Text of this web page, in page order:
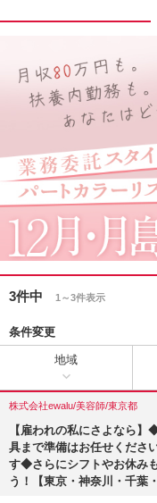
3件中 1～3件表示
条件変更
地域
株式会社ewalu/美容師/東京都
【雇われの私にさよなら
具まで準備はお任せくださ
す◆さらにシフトやお休み
う！【東京・神奈川・千葉